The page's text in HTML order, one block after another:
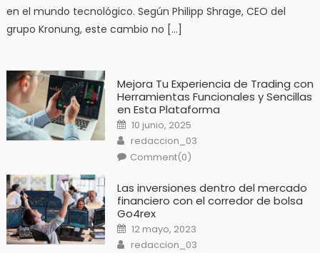
en el mundo tecnológico. Según Philipp Shrage, CEO del
grupo Kronung, este cambio no […]
Mejora Tu Experiencia de Trading con
Herramientas Funcionales y Sencillas
en Esta Plataforma
Posted
on
10 junio, 2025
Author
redaccion_03
Comment(0)
Las inversiones dentro del mercado
financiero con el corredor de bolsa
Go4rex
Posted
on
12 mayo, 2023
Author
redaccion_03